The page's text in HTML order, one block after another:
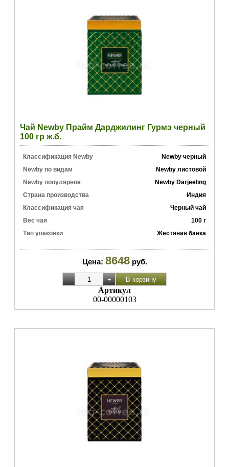
Чай Newby Прайм Дарджилинг Гурмэ черный
100 гр ж.б.
Классификация Newby
Newby черный
Newby по видам
Newby листовой
Newby популярное
Newby Darjeeling
Страна производства
Индия
Классификация чая
Черный чай
Вес чая
100 г
Тип упаковки
Жестяная банка
Цена: 8648 руб.
Артикул
00-00000103